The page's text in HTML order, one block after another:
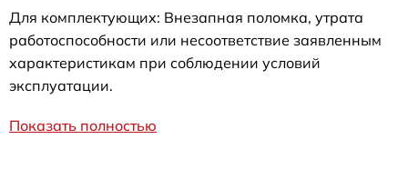
Для комплектующих: Внезапная поломка, утрата
работоспособности или несоответствие заявленным
характеристикам при соблюдении условий
эксплуатации.
Показать полностью